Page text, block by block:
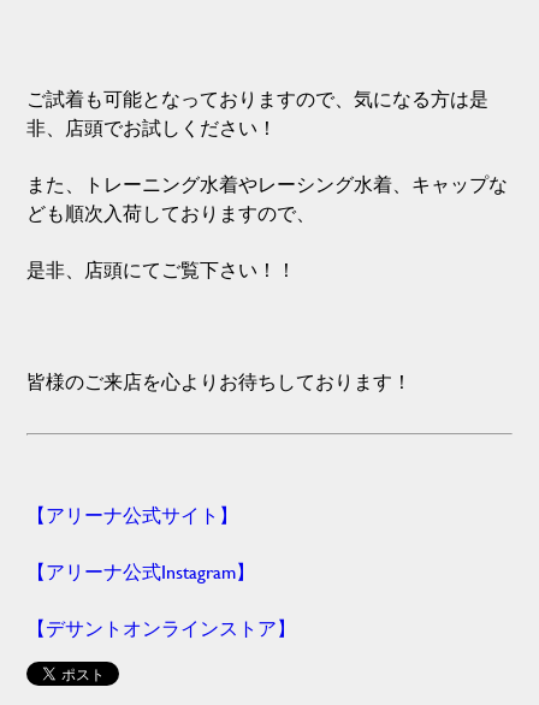
ご試着も可能となっておりますので、気になる方は是
非、店頭でお試しください！
また、トレーニング水着やレーシング水着、キャップな
ども順次入荷しておりますので、
是非、店頭にてご覧下さい！！
皆様のご来店を心よりお待ちしております！
【アリーナ公式サイト】
【アリーナ公式Instagram】
【デサントオンラインストア】